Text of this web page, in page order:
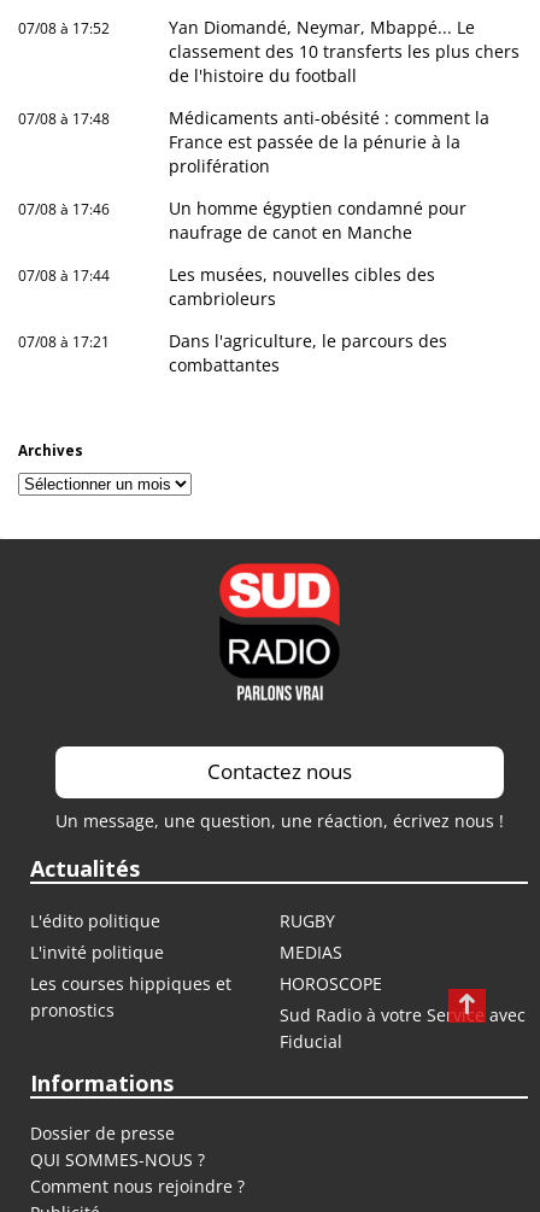
07/08 à 17:52
Yan Diomandé, Neymar, Mbappé... Le
classement des 10 transferts les plus chers
de l'histoire du football
07/08 à 17:48
Médicaments anti-obésité : comment la
France est passée de la pénurie à la
prolifération
07/08 à 17:46
Un homme égyptien condamné pour
naufrage de canot en Manche
07/08 à 17:44
Les musées, nouvelles cibles des
cambrioleurs
07/08 à 17:21
Dans l'agriculture, le parcours des
combattantes
Archives
Archives
Contactez nous
Un message, une question, une réaction, écrivez nous !
Actualités
L'édito politique
RUGBY
L'invité politique
MEDIAS
Les courses hippiques et
pronostics
HOROSCOPE
Sud Radio à votre Service avec
Fiducial
Informations
Dossier de presse
QUI SOMMES-NOUS ?
Comment nous rejoindre ?